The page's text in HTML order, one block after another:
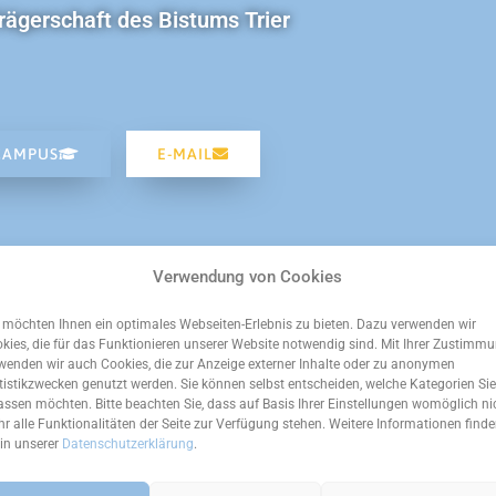
Verwendung von Cookies
Ihnen ein optimales Webseiten-Erlebnis zu bieten. Dazu verwenden wir
die für das Funktionieren unserer Website notwendig sind. Mit Ihrer
wir auch Cookies, die zur Anzeige externer Inhalte oder zu anonymen
genutzt werden. Sie können selbst entscheiden, welche Kategorien Sie
möchten. Bitte beachten Sie, dass auf Basis Ihrer Einstellungen womöglich
alle Funktionalitäten der Seite zur Verfügung stehen. Weitere Informationen
unserer Datenschutzerklärung.
des Bistums Trier
E-MAIL